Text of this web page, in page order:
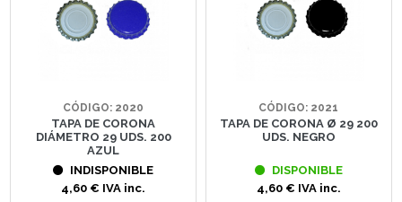
CÓDIGO: 2020
TAPA DE CORONA
DIÁMETRO 29 UDS. 200
AZUL
INDISPONIBLE
4,60 € IVA inc.
CÓDIGO: 2021
TAPA DE CORONA Ø 29 200
UDS. NEGRO
DISPONIBLE
4,60 € IVA inc.